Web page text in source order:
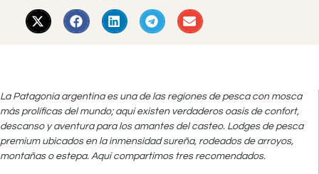
La Patagonia argentina es una de las regiones de pesca con mosca
más prolíficas del mundo; aquí existen verdaderos oasis de confort,
descanso y aventura para los amantes del casteo. Lodges de pesca
premium ubicados en la inmensidad sureña, rodeados de arroyos,
montañas o estepa. Aquí compartimos tres recomendados.